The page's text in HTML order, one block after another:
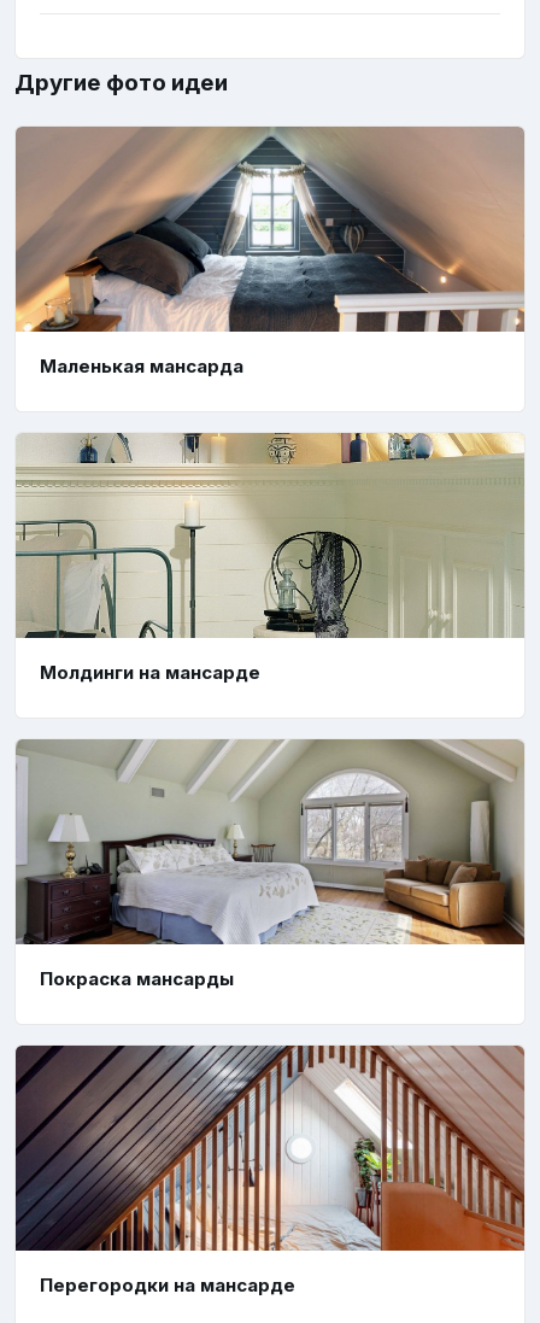
Другие фото идеи
Маленькая мансарда
Молдинги на мансарде
Покраска мансарды
Перегородки на мансарде